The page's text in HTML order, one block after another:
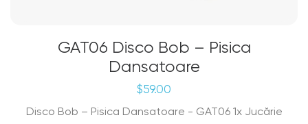
GAT06 Disco Bob – Pisica
Dansatoare
$59.00
Disco Bob – Pisica Dansatoare - GAT06 1x Jucărie